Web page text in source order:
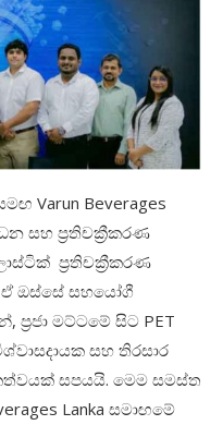
Varun Beverages
සහ ප්‍රතිචක්‍රීකරණ
ප්‍රතිචක්‍රීකරණ
ඔස්සේ සහයෝගී
, ප්‍රජා මට්ටමේ සිට PET
සහ තිරසාර
සපයයි. මෙම සමස්ත
Lanka සමාඟමේ